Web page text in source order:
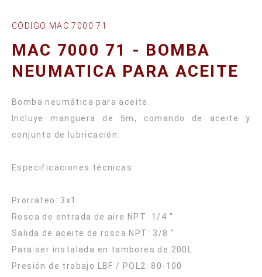
CÓDIGO MAC 7000 71
MAC 7000 71 - BOMBA
NEUMATICA PARA ACEITE
Bomba neumática para aceite.
Incluye manguera de 5m, comando de aceite y
conjunto de lubricación.
Especificaciones técnicas:
Prorrateo: 3x1
Rosca de entrada de aire NPT: 1/4 "
Salida de aceite de rosca NPT: 3/8 "
Para ser instalada en tambores de 200L
Presión de trabajo LBF / POL2: 80-100